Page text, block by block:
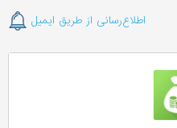
اطلاع‌رسانی از طریق ایمیل